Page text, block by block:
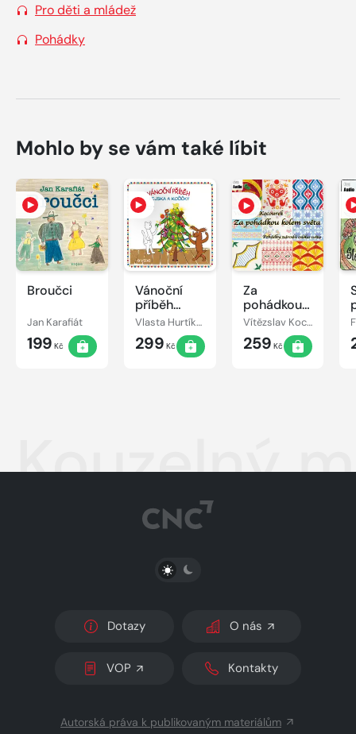
Pro děti a mládež
Pohádky
Mohlo by se vám také líbit
Broučci
Jan Karafiát
199 Kč
Vánoční
příběh
pejska a
kočičky
Vlasta Hurtíková
299 Kč
Za
pohádkou
kolem
světa
Vítězslav Kocourek
259 Kč
Kouzelný
PŘEPNOUT SVĚTLÝ/TMAVÝ REŽIM
Dotazy O nás
VOP Kontakty
Autorská práva k publikovaným materiálům